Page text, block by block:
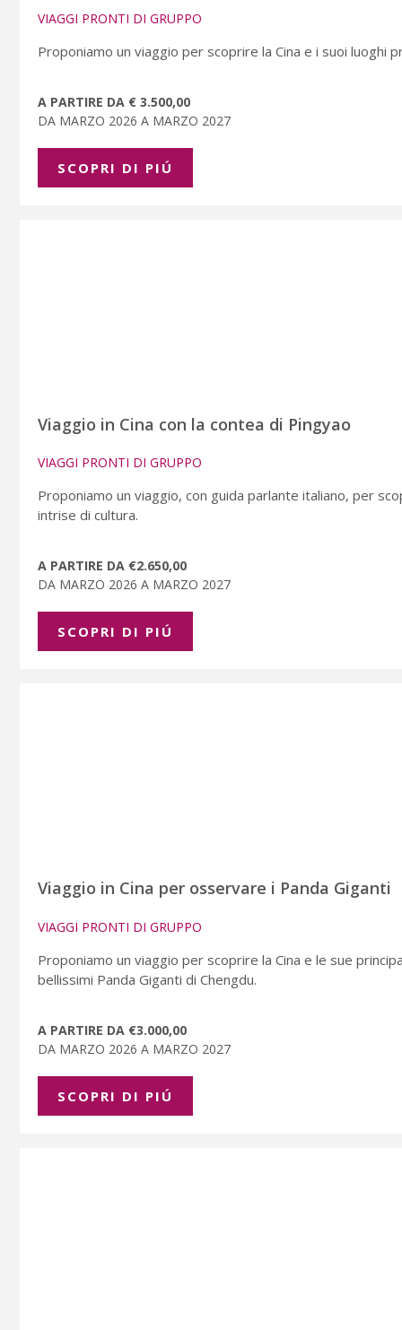
VIAGGI PRONTI DI GRUPPO
Proponiamo un viaggio per scoprire la Cina e i suoi luoghi
A PARTIRE DA € 3.500,00
DA MARZO 2026 A MARZO 2027
SCOPRI DI PIÚ
Viaggio in Cina con la contea di Pingyao
VIAGGI PRONTI DI GRUPPO
Proponiamo un viaggio, con guida parlante italiano, per
intrise di cultura.
A PARTIRE DA €2.650,00
DA MARZO 2026 A MARZO 2027
SCOPRI DI PIÚ
Viaggio in Cina per osservare i Panda Giganti
VIAGGI PRONTI DI GRUPPO
Proponiamo un viaggio per scoprire la Cina e le sue
bellissimi Panda Giganti di Chengdu.
A PARTIRE DA €3.000,00
DA MARZO 2026 A MARZO 2027
SCOPRI DI PIÚ